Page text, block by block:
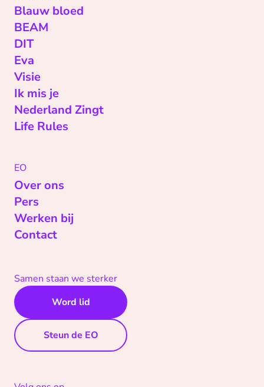
Blauw bloed
BEAM
DIT
Eva
Visie
Ik mis je
Nederland Zingt
Life Rules
EO
Over ons
Pers
Werken bij
Contact
Samen staan we sterker
Word lid
Steun de EO